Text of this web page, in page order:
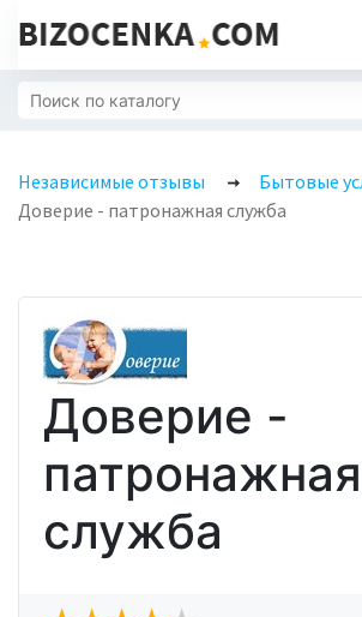
Независимые отзывы
Бытовые
Доверие - патронажная служба
Доверие -
патронажная
служба